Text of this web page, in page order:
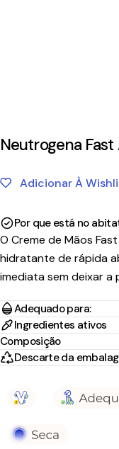
Neutrogena
Adicionar À
Por que está no
O Creme de Mãos
hidratante de rápida
imediata sem deixar a
Adequado para:
Ingredientes ativos
Composição
Descarte da